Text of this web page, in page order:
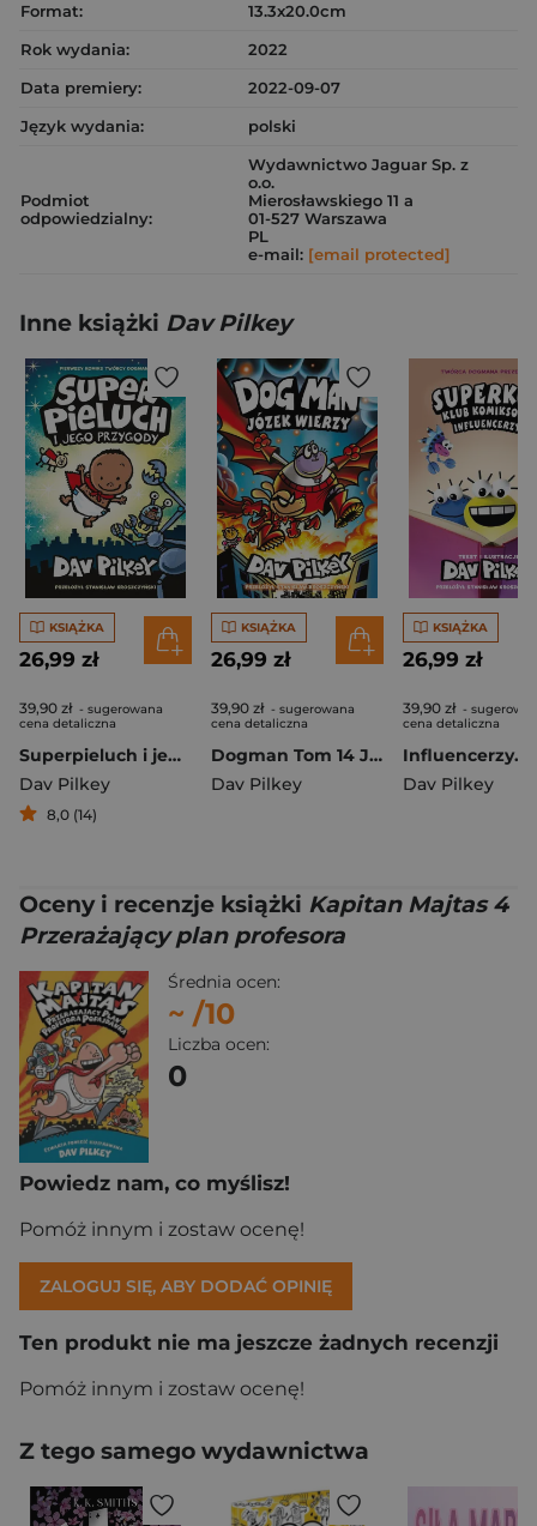
Format:
13.3x20.0cm
Rok wydania:
2022
Data premiery:
2022-09-07
Język wydania:
polski
Podmiot
odpowiedzialny:
Wydawnictwo Jaguar Sp. z
o.o.
Mierosławskiego 11 a
01-527 Warszawa
PL
e-mail: [email protected]
Inne książki Dav Pilkey
KSIĄŻKA
26,99 zł
39,90 zł - sugerowana
cena detaliczna
Superpieluch i jego przygody
Dav Pilkey
8,0 (14)
KSIĄŻKA
26,99 zł
39,90 zł - sugerowana
cena detaliczna
Dogman Tom 14 Józek wierzy
Dav Pilkey
KSIĄŻKA
26,99 zł
39,90 zł -
cena detaliczna
Dav Pilkey
Oceny i recenzje książki Kapitan Majtas 4
Przerażający plan profesora
Średnia ocen:
~ /10
Liczba ocen:
0
Powiedz nam, co myślisz!
Pomóż innym i zostaw ocenę!
ZALOGUJ SIĘ, ABY DODAĆ OPINIĘ
Ten produkt nie ma jeszcze żadnych recenzji
Pomóż innym i zostaw ocenę!
Z tego samego wydawnictwa